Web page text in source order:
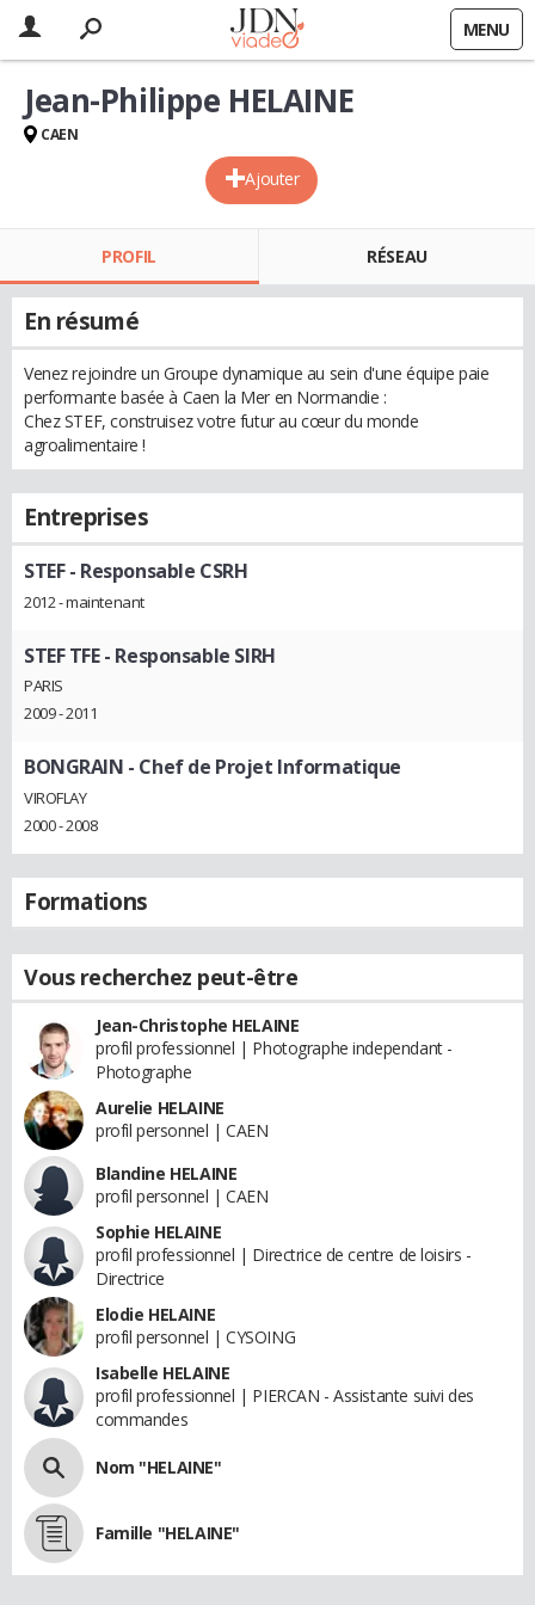
MENU
Ajouter
Jean-Philippe HELAINE
CAEN
PROFIL RÉSEAU
En résumé
Venez rejoindre un Groupe dynamique au sein d'une équipe paie
performante basée à Caen la Mer en Normandie :
Chez STEF, construisez votre futur au cœur du monde
agroalimentaire !
Entreprises
STEF- Responsable CSRH
2012 - maintenant
STEF TFE- Responsable SIRH
PARIS
2009 - 2011
BONGRAIN - Chef de Projet Informatique
VIROFLAY
2000 - 2008
Formations
Vous recherchez peut-être
Jean-Christophe HELAINE
profil professionnel | Photographe independant -
Photographe
Aurelie HELAINE
profil personnel | CAEN
Blandine HELAINE
profil personnel | CAEN
Sophie HELAINE
profil professionnel | Directrice de centre de loisirs -
Directrice
Elodie HELAINE
profil personnel | CYSOING
Isabelle HELAINE
profil professionnel | PIERCAN - Assistante suivi des
commandes
Nom "HELAINE"
Famille "HELAINE"